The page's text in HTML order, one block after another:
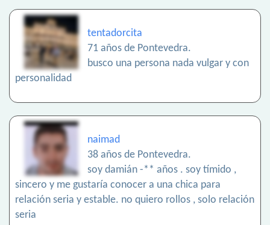
tentadorcita
71 años de Pontevedra.
busco una persona nada vulgar y con
personalidad
naimad
38 años de Pontevedra.
soy damián -** años . soy tímido ,
sincero y me gustaría conocer a una chica para
relación seria y estable. no quiero rollos , solo relación
seria